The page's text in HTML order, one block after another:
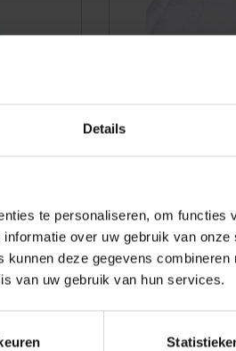
Details
te personaliseren, om functies
over uw gebruik van
deze gegevens
van uw gebruik van hun services.
Camel de Luxe
140x220 voor/
295,00